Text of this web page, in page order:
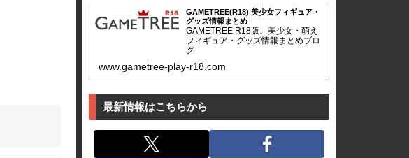
GAMETREE(R18) 美少女フィギュア・
グッズ情報まとめ
GAMETREE R18版。美少女・萌え
フィギュア・グッズ情報まとめブロ
グ
www.gametree-play-r18.com
最新情報はこちらから